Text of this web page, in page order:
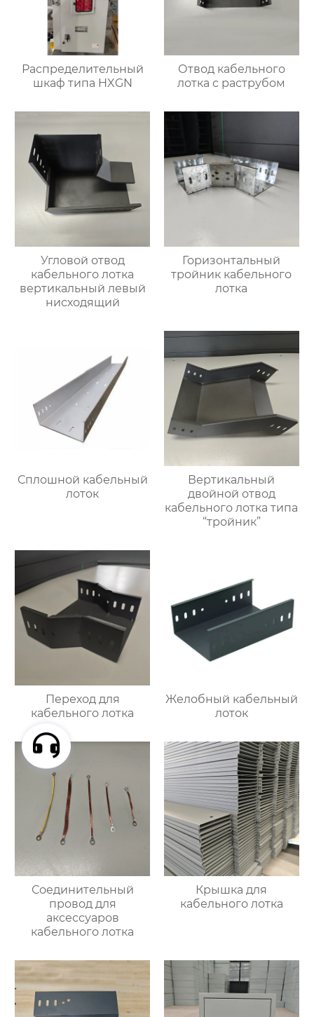
Распределительный
шкаф типа HXGN
Отвод кабельного
лотка с раструбом
Угловой отвод
кабельного лотка
вертикальный левый
нисходящий
Горизонтальный
тройник кабельного
лотка
Сплошной кабельный
лоток
Вертикальный
двойной отвод
кабельного лотка типа
“тройник”
Переход для
кабельного лотка
Желобный кабельный
лоток
Соединительный
провод для
аксессуаров
кабельного лотка
Крышка для
кабельного лотка